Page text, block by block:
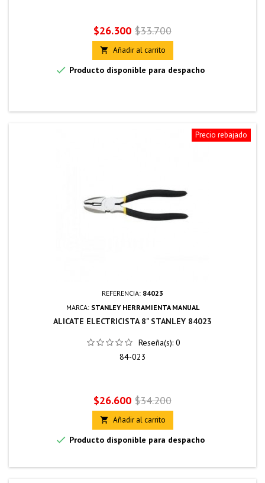
Precio
$26.300 Precio
base
$33.700
 Añadir al carrito
 Producto disponible para despacho
Precio rebajado
REFERENCIA: 84023
MARCA: STANLEY HERRAMIENTA MANUAL
ALICATE ELECTRICISTA 8" STANLEY 84023
Reseña(s): 0
84-023
Precio
$26.600 Precio
base
$34.200
 Añadir al carrito
 Producto disponible para despacho